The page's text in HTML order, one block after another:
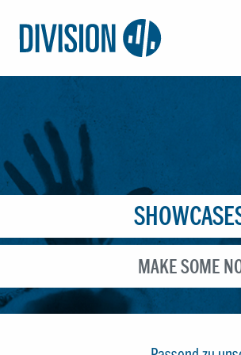
Logo:
Division4
MAKE SOME